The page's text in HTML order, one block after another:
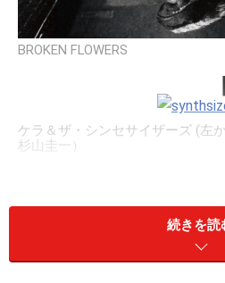
BROKEN FLOWERS
ケラ＆ザ・シンセサイザーズ (左か
杉山圭一）
意図して何年か先をガ
かない
続きを読